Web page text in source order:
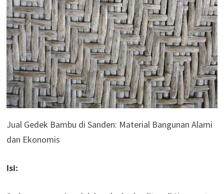
Jual Gedek Bambu di Sanden: Material Bangunan Alami
dan Ekonomis
Isi: